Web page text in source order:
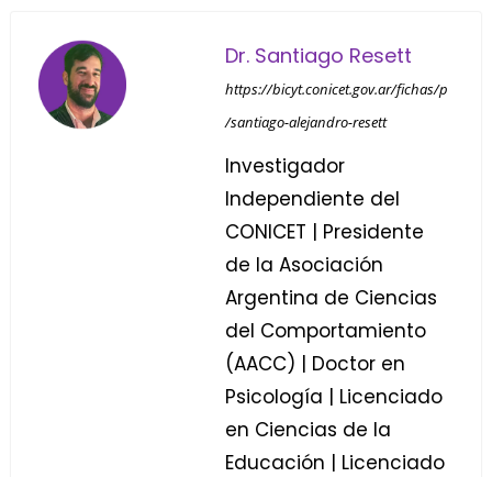
Dr. Santiago Resett
https://bicyt.conicet.gov.ar/fichas/p
/santiago-alejandro-resett
Investigador
Independiente del
CONICET | Presidente
de la Asociación
Argentina de Ciencias
del Comportamiento
(AACC) | Doctor en
Psicología | Licenciado
en Ciencias de la
Educación | Licenciado